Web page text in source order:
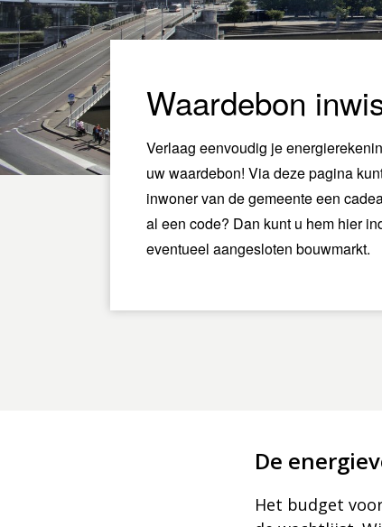
Waardebon
Verlaag eenvoudig je
uw waardebon! Via deze pagina
inwoner van de gemeente een
al een code? Dan kunt u hem hier
eventueel aangesloten bouwmarkt.
De
Het budget